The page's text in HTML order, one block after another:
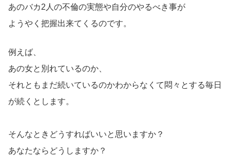
あのバカ2人の不倫の実態や自分のやるべき事が
ようやく把握出来てくるのです。
例えば、
あの女と別れているのか、
それともまだ続いているのかわからなくて悶々とする毎日
が続くとします。
そんなときどうすればいいと思いますか？
あなたならどうしますか？